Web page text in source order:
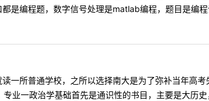
是编程题，数字信号处理是matlab编程，题目是编
一所普通学校，之所以选择南大是为了弥补当年高
业一政治学基础首先是通识性的书目，主要是大历